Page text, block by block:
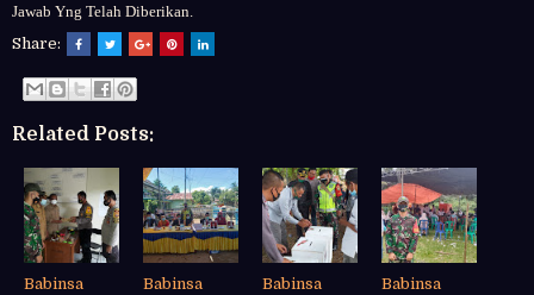
Jawab Yng Telah Diberikan.
Share:
Related Posts:
Babinsa
Babinsa
Babinsa
Babinsa